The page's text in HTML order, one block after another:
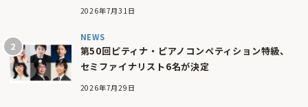
2026年7月31日
NEWS
第50回ピティナ・ピアノコンペティション特級、
セミファイナリスト6名が決定
2026年7月29日